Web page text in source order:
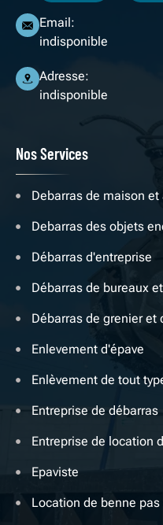
Email:
indisponible
Adresse:
indisponible
Nos Services
Debarras de maison
Debarras des objets
Débarras d'entreprise
Débarras de bureaux
Débarras de grenier et
Enlevement d'épave
Enlèvement de tout
Entreprise de débarras
Entreprise de location
Epaviste
Location de benne pas